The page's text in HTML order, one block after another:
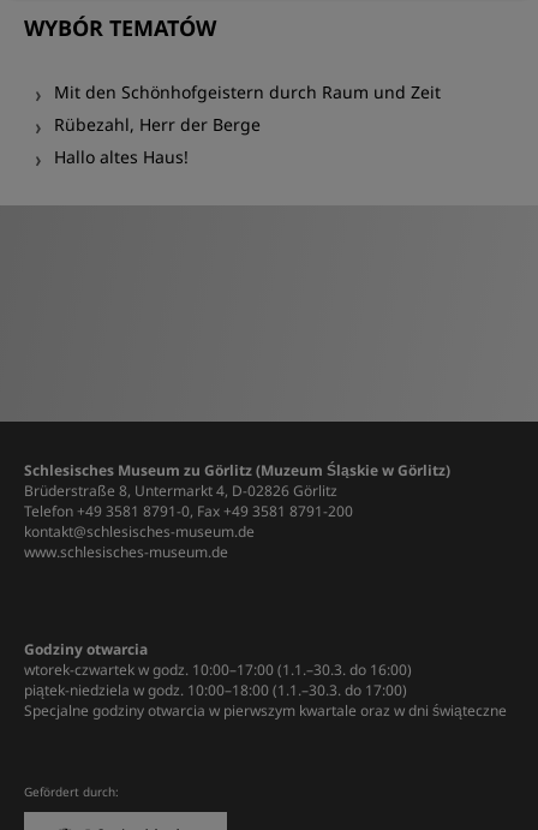
WYBÓR TEMATÓW
Mit den Schönhofgeistern durch Raum und Zeit
Rübezahl, Herr der Berge
Hallo altes Haus!
Schlesisches Museum zu Görlitz (Muzeum Śląskie w Görlitz)
Brüderstraße 8, Untermarkt 4, D-02826 Görlitz
Telefon +49 3581 8791-0, Fax +49 3581 8791-200
kontakt@schlesisches-museum.de
www.schlesisches-museum.de
Godziny otwarcia
wtorek-czwartek w godz. 10:00–17:00 (1.1.–30.3. do 16:00)
piątek-niedziela w godz. 10:00–18:00 (1.1.–30.3. do 17:00)
Specjalne godziny otwarcia w pierwszym kwartale oraz w dni świąteczne
Gefördert durch: